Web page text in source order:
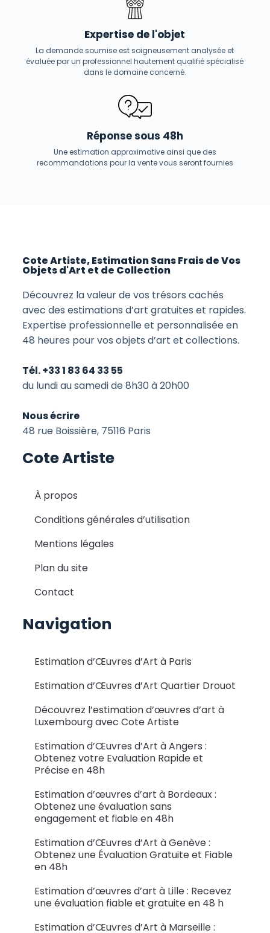
Expertise de l'objet
La demande soumise est soigneusement analysée et
évaluée par un professionnel hautement qualifié spécialisé
dans le domaine concerné.
Réponse sous 48h
Une estimation approximative ainsi que des
recommandations pour la vente vous seront fournies
Cote Artiste, Estimation Sans Frais de Vos
Objets d'Art et de Collection
Découvrez la valeur de vos trésors cachés
avec des estimations d’art gratuites et rapides.
Expertise professionnelle et personnalisée en
48 heures pour vos objets d’art et collections.
Tél. +33 1 83 64 33 55
du lundi au samedi de 8h30 à 20h00
Nous écrire
48 rue Boissière, 75116 Paris
Cote Artiste
À propos
Conditions générales d’utilisation
Mentions légales
Plan du site
Contact
Navigation
Estimation d’Œuvres d’Art à Paris
Estimation d’Œuvres d’Art Quartier Drouot
Découvrez l’estimation d’œuvres d’art à
Luxembourg avec Cote Artiste
Estimation d’Œuvres d’Art à Angers :
Obtenez votre Evaluation Rapide et
Précise en 48h
Estimation d’œuvres d’art à Bordeaux :
Obtenez une évaluation sans
engagement et fiable en 48h
Estimation d’Œuvres d’Art à Genève :
Obtenez une Évaluation Gratuite et Fiable
en 48h
Estimation d’œuvres d’art à Lille : Recevez
une évaluation fiable et gratuite en 48 h
Estimation d’Œuvres d’Art à Marseille :